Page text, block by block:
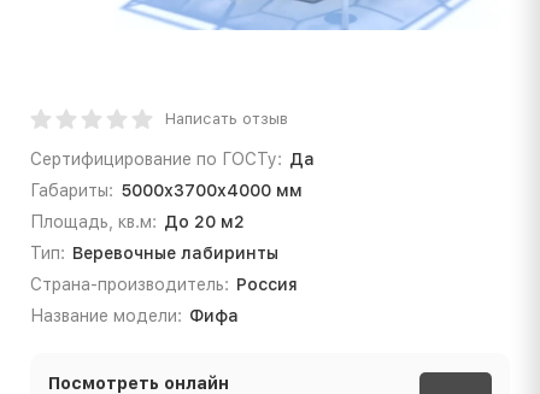
Написать отзыв
Сертифицирование по ГОСТу: Да
Габариты: 5000х3700х4000 мм
Площадь, кв.м: До 20 м2
Тип: Веревочные лабиринты
Страна-производитель: Россия
Название модели: Фифа
Посмотреть онлайн